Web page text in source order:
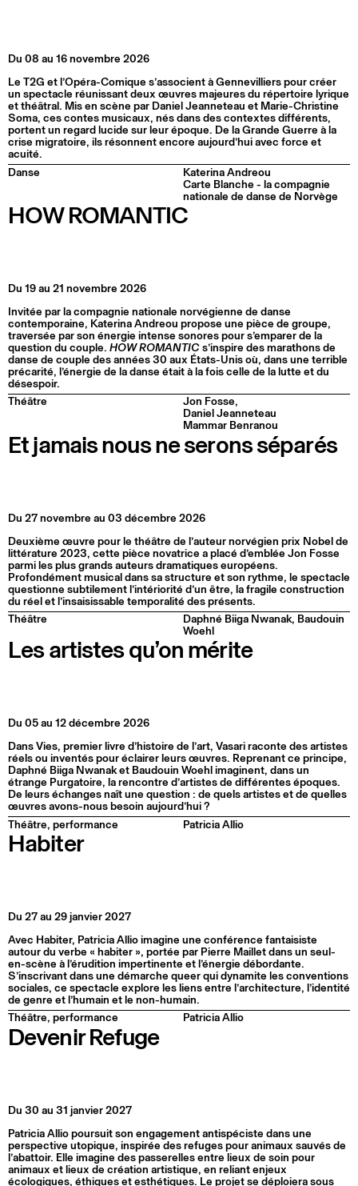
Du 08 au 16 novembre 2026
Le T2G et l’Opéra-Comique s’associent à Gennevilliers pour créer
un spectacle réunissant deux œuvres majeures du répertoire lyrique
et théâtral. Mis en scène par Daniel Jeanneteau et Marie-Christine
Soma, ces contes musicaux, nés dans des contextes différents,
portent un regard lucide sur leur époque. De la Grande Guerre à la
crise migratoire, ils résonnent encore aujourd’hui avec force et
acuité.
Danse
Katerina Andreou
Carte Blanche - la compagnie
nationale de danse de Norvège
HOW ROMANTIC
Du 19 au 21 novembre 2026
Invitée par la compagnie nationale norvégienne de danse
contemporaine, Katerina Andreou propose une pièce de groupe,
traversée par son énergie intense sonores pour s’emparer de la
question du couple. HOW ROMANTIC s’inspire des marathons de
danse de couple des années 30 aux États-Unis où, dans une terrible
précarité, l’énergie de la danse était à la fois celle de la lutte et du
désespoir.
Théâtre
Jon Fosse,
Daniel Jeanneteau
Mammar Benranou
Et jamais nous ne serons séparés
Du 27 novembre au 03 décembre 2026
Deuxième œuvre pour le théâtre de l’auteur norvégien prix Nobel de
littérature 2023, cette pièce novatrice a placé d’emblée Jon Fosse
parmi les plus grands auteurs dramatiques européens.
Profondément musical dans sa structure et son rythme, le spectacle
questionne subtilement l’intériorité d’un être, la fragile construction
du réel et l’insaisissable temporalité des présents.
Théâtre
Daphné Biiga Nwanak, Baudouin
Woehl
Les artistes qu’on mérite
Du 05 au 12 décembre 2026
Dans Vies, premier livre d’histoire de l’art, Vasari raconte des artistes
réels ou inventés pour éclairer leurs œuvres. Reprenant ce principe,
Daphné Biiga Nwanak et Baudouin Woehl imaginent, dans un
étrange Purgatoire, la rencontre d’artistes de différentes époques.
De leurs échanges naît une question : de quels artistes et de quelles
œuvres avons-nous besoin aujourd’hui ?
Théâtre, performance
Patricia Allio
Habiter
Du 27 au 29 janvier 2027
Avec Habiter, Patricia Allio imagine une conférence fantaisiste
autour du verbe « habiter », portée par Pierre Maillet dans un seul-
en-scène à l’érudition impertinente et l’énergie débordante.
S’inscrivant dans une démarche queer qui dynamite les conventions
sociales, ce spectacle explore les liens entre l’architecture, l’identité
de genre et l’humain et le non-humain.
Théâtre, performance
Patricia Allio
Devenir Refuge
Du 30 au 31 janvier 2027
Patricia Allio poursuit son engagement antispéciste dans une
perspective utopique, inspirée des refuges pour animaux sauvés de
l’abattoir. Elle imagine des passerelles entre lieux de soin pour
animaux et lieux de création artistique, en reliant enjeux
écologiques, éthiques et esthétiques. Le projet se déploiera sous